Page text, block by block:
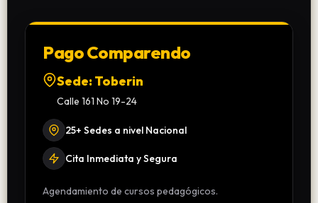
Pago Comparendo
Sede: Toberin
Calle 161 No 19-24
25+ Sedes a nivel Nacional
Cita Inmediata y Segura
Agendamiento de cursos pedagógicos.